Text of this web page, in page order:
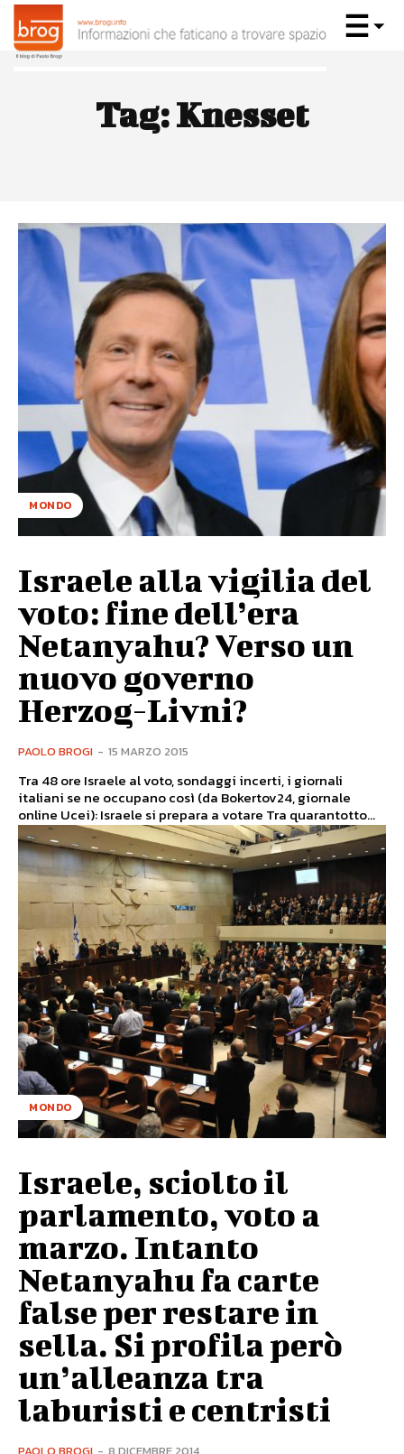
Tag:Knesset
MONDO
Israele alla vigilia del
voto: fine dell’era
Netanyahu? Verso un
nuovo governo
Herzog-Livni?
PAOLO BROGI - 15 MARZO 2015
Tra 48 ore Israele al voto, sondaggi incerti, i giornali
italiani se ne occupano così (da Bokertov24, giornale
online Ucei): Israele si prepara a votare Tra quarantotto...
MONDO
Israele, sciolto il
parlamento, voto a
marzo. Intanto
Netanyahu fa carte
false per restare in
sella. Si profila però
un’alleanza tra
laburisti e centristi
PAOLO BROGI - 8 DICEMBRE 2014